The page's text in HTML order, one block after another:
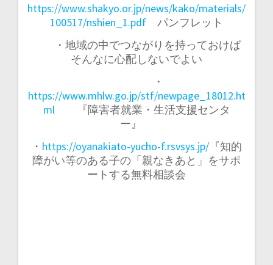
https://www.shakyo.or.jp/news/kako/materials/
100517/nshien_1.pdf パンフレット
・地域の中でつながりを持っておけば
そんなに心配しないでよい
・
https://www.mhlw.go.jp/stf/newpage_18012.ht
ml 『障害者就業・生活支援センタ
ー』
・ https://oyanakiato-yucho-f.rsvsys.jp/ 『知的
障がい等のある子の「親なきあと」をサポ
ートする無料相談会